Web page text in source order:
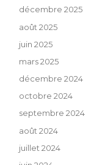
décembre 2025
août 2025
juin 2025
mars 2025
décembre 2024
octobre 2024
septembre 2024
août 2024
juillet 2024